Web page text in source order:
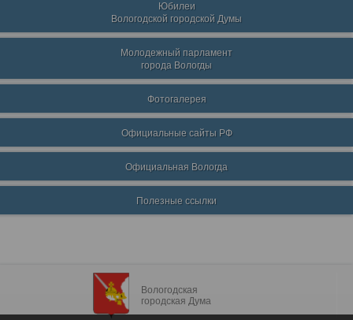
Юбилеи
Вологодской городской Думы
Молодежный парламент
города Вологды
Фотогалерея
Официальные сайты РФ
Официальная Вологда
Полезные ссылки
Вологодская
городская Дума